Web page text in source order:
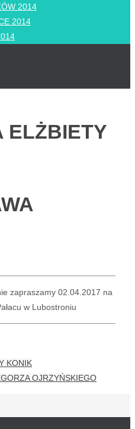
2014
2014
ELŻBIETY
zapraszamy 02.04.2017 na
w Lubostroniu
KONIK
OJRZYŃSKIEGO